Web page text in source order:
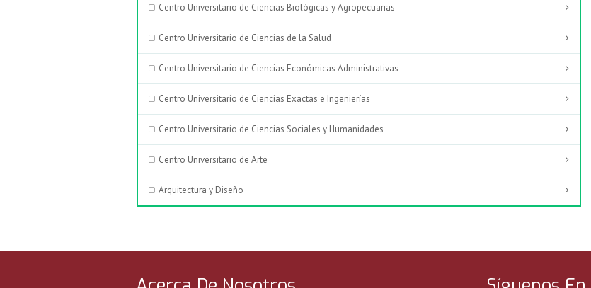
Centro Universitario de Ciencias Biológicas y Agropecuarias
Centro Universitario de Ciencias de la Salud
Centro Universitario de Ciencias Económicas Administrativas
Centro Universitario de Ciencias Exactas e Ingenierías
Centro Universitario de Ciencias Sociales y Humanidades
Centro Universitario de Arte
Arquitectura y Diseño